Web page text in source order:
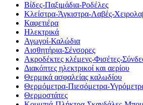
Βίδες-Παξιμάδια-Ροδέλες
Κλείστρα-Άγκιστρα-Λαβές-
Καφετιέρα
Ηλεκτρικά
Αγωγοί-Καλώδια
Αισθητήρια-Σένσορες
Ακροδέκτες κλέμενς-Φισέτες-
Διακόπτες ηλεκτρικοί και αερίου
Θερμικά ασφαλείας καλωδίου
Θερμόμετρα-Πιεσόμετρα-
Θερμοστάτες